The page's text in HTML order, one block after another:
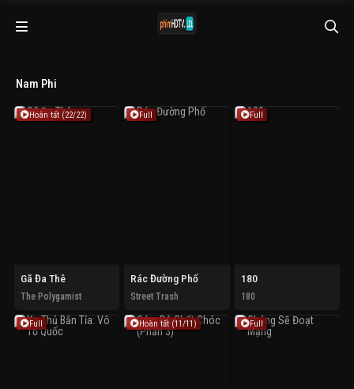
Nam Phi
Hoàn tất (22/22)
Gã Đa Thê
The Polygamist
Full
Rác Đường Phố
Street Trash
Full
180
180
Full Hoàn tất (11/11) Full